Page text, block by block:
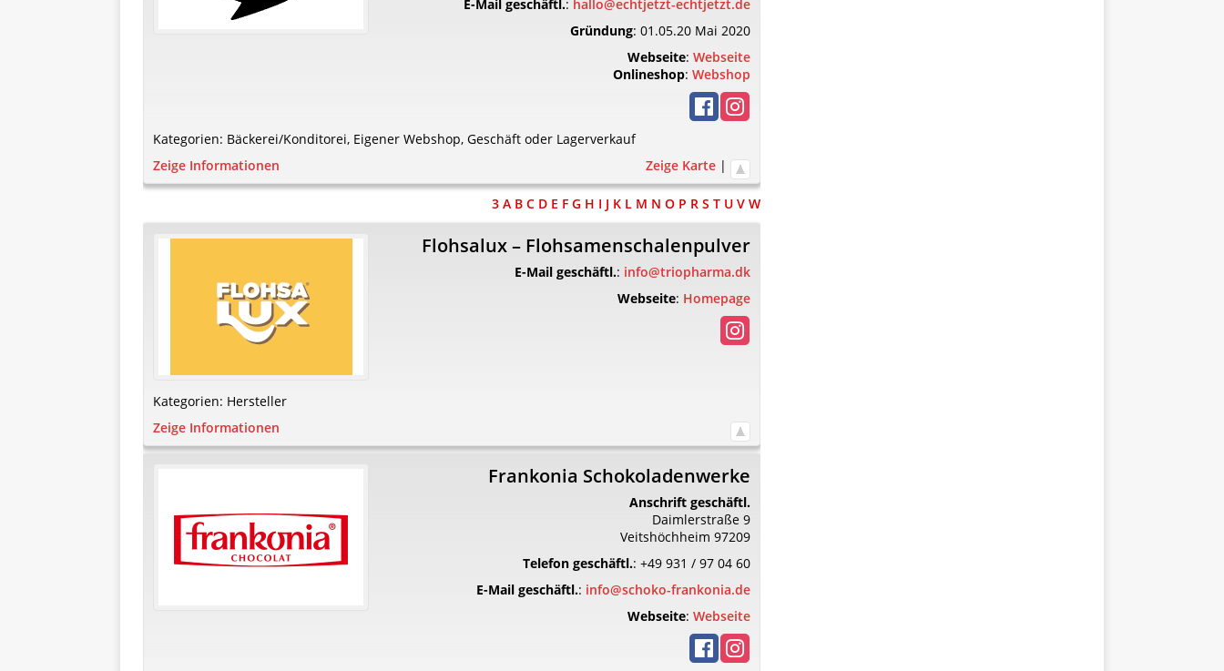
E-Mail geschäftl.: hallo@echtjetzt-echtjetzt.de
Gründung: 01.05.20 Mai 2020
Webseite: Webseite
Onlineshop: Webshop
Kategorien: Bäckerei/Konditorei, Eigener Webshop, Geschäft oder Lagerverkauf
Zeige Informationen
Zeige Karte |
3 A B C D E F G H I J K L M N O P R S T U V W
Flohsalux – Flohsamenschalenpulver
E-Mail geschäftl.: info@triopharma.dk
Webseite: Homepage
Kategorien: Hersteller
Zeige Informationen
Frankonia Schokoladenwerke
Anschrift geschäftl.
Daimlerstraße 9
Veitshöchheim 97209
Telefon geschäftl.: +49 931 / 97 04 60
E-Mail geschäftl.: info@schoko-frankonia.de
Webseite: Webseite